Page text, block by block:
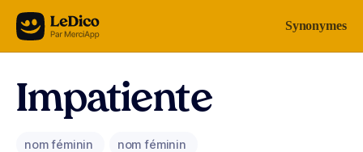
Aller au contenu Synonymes
Impatiente
nom féminin nom féminin